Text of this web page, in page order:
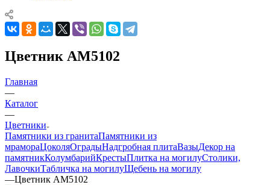
Цветник AM5102
Главная
—
Каталог
—
Цветники
Памятники из гранитаПамятники из
мрамораЦоколяОградыНадгробная плитаВазыДекор на
памятникКолумбарийКрестыПлитка на могилуСтолики,
ЛавочкиТабличка на могилуЩебень на могилу
—Цветник AM5102